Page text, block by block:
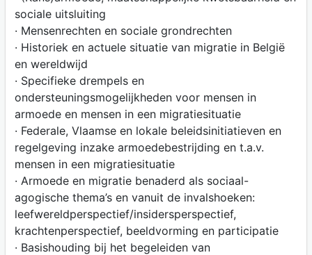
sociale uitsluiting
· Mensenrechten en sociale grondrechten
· Historiek en actuele situatie van migratie in België
en wereldwijd
· Specifieke drempels en
ondersteuningsmogelijkheden voor mensen in
armoede en mensen in een migratiesituatie
· Federale, Vlaamse en lokale beleidsinitiatieven en
regelgeving inzake armoedebestrijding en t.a.v.
mensen in een migratiesituatie
· Armoede en migratie benaderd als sociaal-
agogische thema’s en vanuit de invalshoeken:
leefwereldperspectief/insidersperspectief,
krachtenperspectief, beeldvorming en participatie
· Basishouding bij het begeleiden van